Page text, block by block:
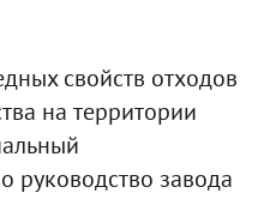
свойств отходов
на территории
руководство завода